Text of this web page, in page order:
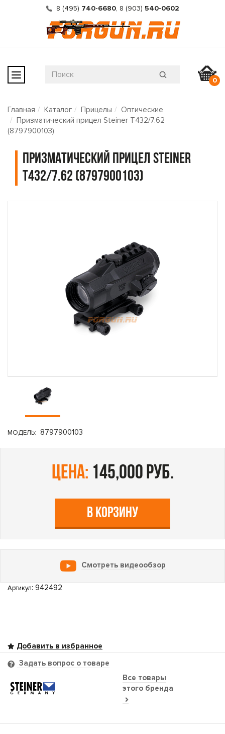
8 (495) 740-6680, 8 (903) 540-0602
0
Главная Каталог Прицелы
Оптические
Призматический прицел Steiner T432/7.62
(8797900103)
Призматический прицел Steiner
T432/7.62 (8797900103)
МОДЕЛЬ: 8797900103
цена: 145,000 руб.
В КОРЗИНУ
Смотреть видеообзор
Артикул: 942492
Все товары
этого бренда
Задать вопрос о товаре